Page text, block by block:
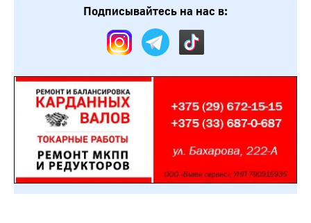
Подписывайтесь на нас в: